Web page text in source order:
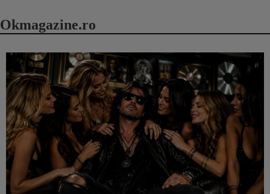
Okmagazine.ro